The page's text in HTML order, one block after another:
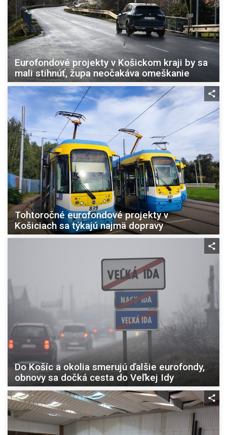
Eurofondové projekty v Košickom kraji by sa
mali stihnúť, župa neočakáva omeškanie
Tohtoročné eurofondové projekty v
Košiciach sa týkajú najmä dopravy
Do Košíc a okolia smerujú ďalšie eurofondy,
obnovy sa dočká cesta do Veľkej Idy